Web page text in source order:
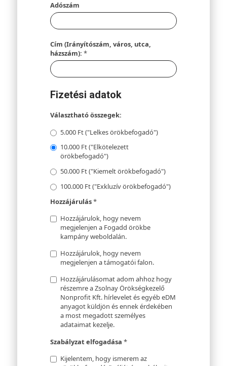
Adószám
Cím (Irányítószám, város, utca,
házszám): *
Fizetési adatok
Választható összegek:
5.000 Ft ("Lelkes örökbefogadó")
10.000 Ft ("Elkötelezett
örökbefogadó")
50.000 Ft ("Kiemelt örökbefogadó")
100.000 Ft ("Exkluzív örökbefogadó")
Hozzájárulás*
Hozzájárulok, hogy nevem
megjelenjen a Fogadd örökbe
kampány weboldalán.
Hozzájárulok, hogy nevem
megjelenjen a támogatói falon.
Hozzájárulásomat adom ahhoz hogy
részemre a Zsolnay Örökségkezelő
Nonprofit Kft. hírlevelet és egyéb eDM
anyagot küldjön és ennek érdekében
a most megadott személyes
adataimat kezelje.
Szabályzat elfogadása *
Kijelentem, hogy ismerem az